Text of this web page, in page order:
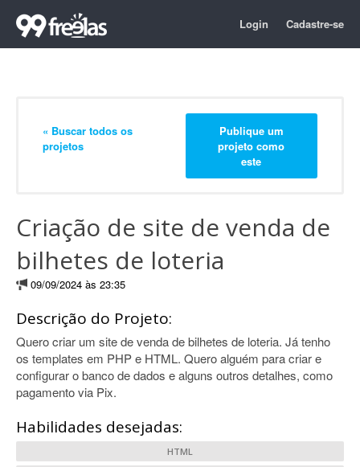
Login Cadastre-se
« Buscar todos os
projetos
Publique um
projeto como
este
Criação de site de venda de
bilhetes de loteria
09/09/2024 às 23:35
Descrição do Projeto:
Quero criar um site de venda de bilhetes de loteria. Já tenho
os templates em PHP e HTML. Quero alguém para criar e
configurar o banco de dados e alguns outros detalhes, como
pagamento via Pix.
Habilidades desejadas:
HTML